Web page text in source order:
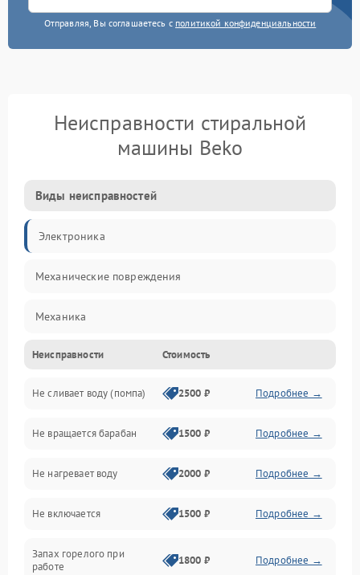
Отправляя, Вы соглашаетесь с политикой конфиденциальности
Неисправности стиральной
машины Beko
Виды неисправностей
Электроника
Механические повреждения
Механика
Электропитание
Водоснабжение
Слив
Программное обеспечение
Неисправности Стоимость
Не сливает воду (помпа) 2500 ₽ Подробнее →
Не вращается барабан 1500 ₽ Подробнее →
Не нагревает воду 2000 ₽ Подробнее →
Не включается 1500 ₽ Подробнее →
Запах горелого при
работе
1800 ₽ Подробнее →